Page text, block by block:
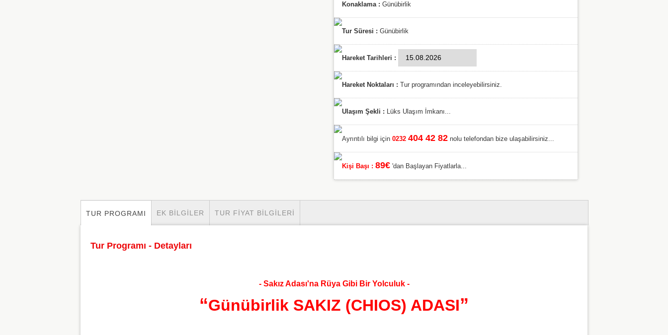
Konaklama : Günübirlik
Tur Süresi : Günübirlik
Hareket Tarihleri :
Hareket Noktaları : Tur programından inceleyebilirsiniz.
Ulaşım Şekli : Lüks Ulaşım İmkanı...
Ayrıntılı bilgi için 0232 404 42 82nolu telefondan bize ulaşabilirsiniz...
Kişi Başı : 89€'dan Başlayan Fiyatlarla...
TUR PROGRAMI EK BILGILER TUR FIYAT BILGILERI
Tur Programı - Detayları
- Sakız Adası'na Rüya Gibi Bir Yolculuk -
“Günübirlik SAKIZ (CHIOS) ADASI”